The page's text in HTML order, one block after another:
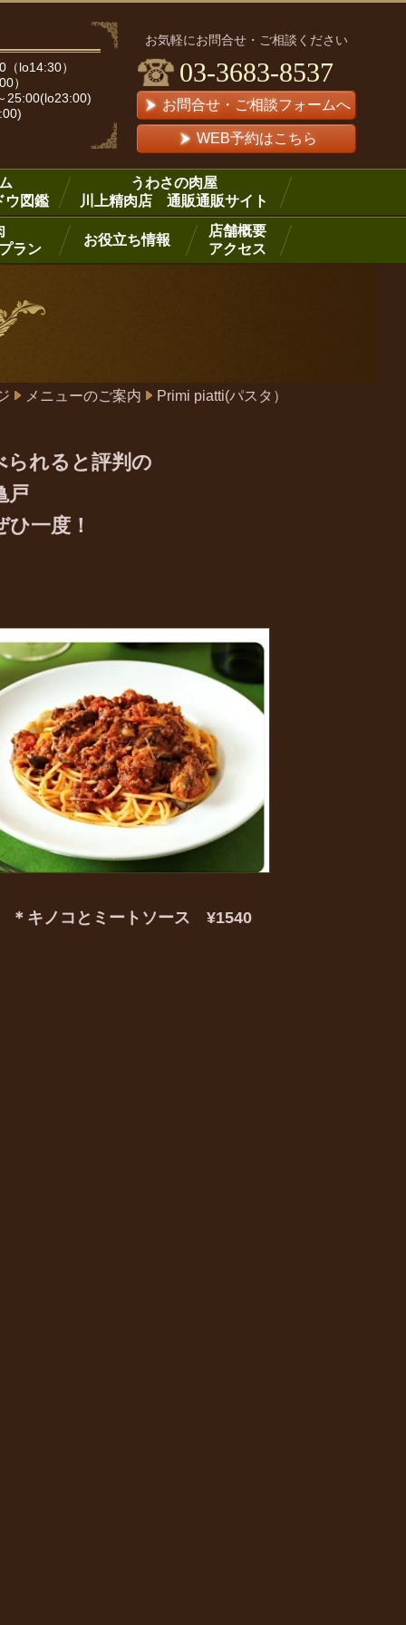
lo14:30）
）
25:00(lo23:00)
お気軽にお問合せ・ご相談ください
03-3683-8537
お問合せ・ご相談フォームへ
WEB予約はこちら
ウ図鑑
うわさの肉屋
川上精肉店 通販通販サイト
ラン
お役立ち情報
店舗概要
アクセス
メニューのご案内 Primi piatti(パスタ）
られると評判の
戸
一度！
キノコとミートソース ¥1540